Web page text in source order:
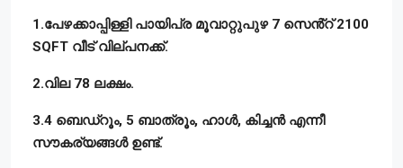
1.പേഴക്കാപ്പിള്ളി പായിപ്ര മൂവാറ്റുപുഴ 7 സെൻ്റ് 2100
SQFT വീട് വില്പനക്ക്.
2.വില 78 ലക്ഷം.
3.4 ബെഡ്‌റൂം, 5 ബാത്രൂം, ഹാൾ, കിച്ചൻ എന്നീ
സൗകര്യങ്ങൾ ഉണ്ട്‌.